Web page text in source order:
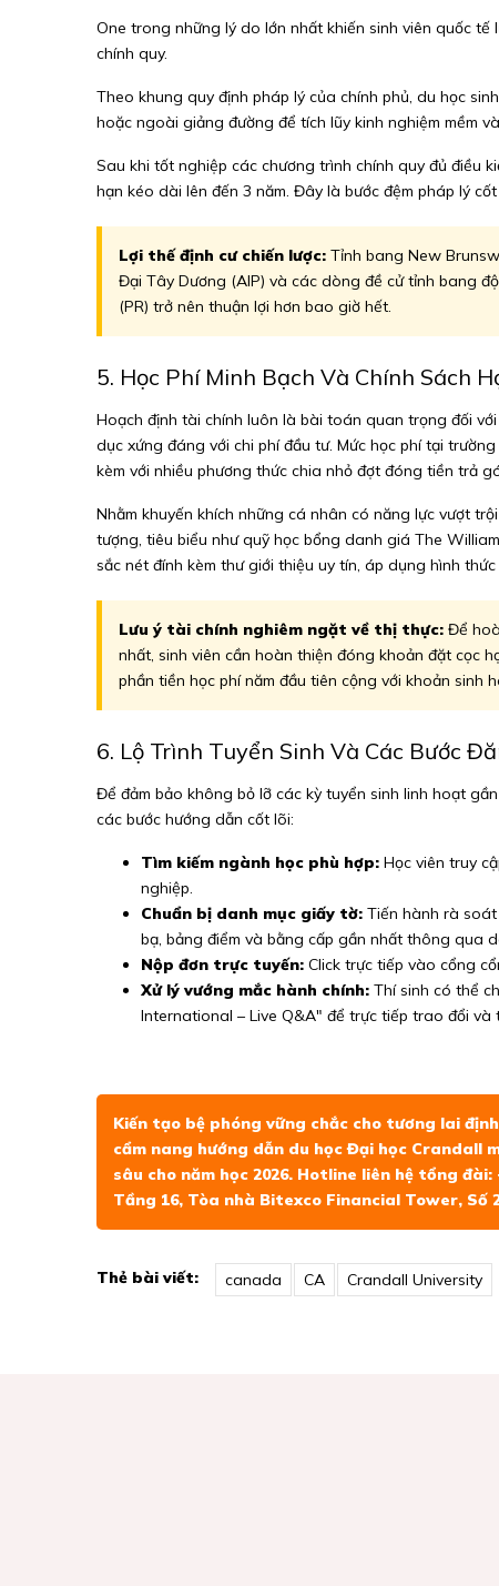
One trong những lý do lớn nhất khiến sinh viên quốc
chính quy.
Theo khung quy định pháp lý của chính phủ, du học
hoặc ngoài giảng đường để tích lũy kinh nghiệm mềm
Sau khi tốt nghiệp các chương trình chính quy đủ điều
hạn kéo dài lên đến 3 năm. Đây là bước đệm pháp lý
Lợi thế định cư chiến lược: Tỉnh bang New
Đại Tây Dương (AIP) và các dòng đề cử tỉnh bang
(PR) trở nên thuận lợi hơn bao giờ hết.
5. Học Phí Minh Bạch Và Chính Sách
Hoạch định tài chính luôn là bài toán quan trọng đối
dục xứng đáng với chi phí đầu tư. Mức học phí tại
kèm với nhiều phương thức chia nhỏ đợt đóng tiền trả
Nhằm khuyến khích những cá nhân có năng lực vượt
tượng, tiêu biểu như quỹ học bổng danh giá The
sắc nét đính kèm thư giới thiệu uy tín, áp dụng hình
Lưu ý tài chính nghiêm ngặt về thị thực: Để
nhất, sinh viên cần hoàn thiện đóng khoản đặt cọc
phần tiền học phí năm đầu tiên cộng với khoản sinh
6. Lộ Trình Tuyển Sinh Và Các Bước
Để đảm bảo không bỏ lỡ các kỳ tuyển sinh linh hoạt
các bước hướng dẫn cốt lõi:
Tìm kiếm ngành học phù hợp: Học viên truy
nghiệp.
Chuẩn bị danh mục giấy tờ: Tiến hành rà
bạ, bảng điểm và bằng cấp gần nhất thông qua
Nộp đơn trực tuyến: Click trực tiếp vào cổng
Xử lý vướng mắc hành chính: Thí sinh có thể
International – Live Q&A" để trực tiếp trao đổi
Kiến tạo bệ phóng vững chắc cho tương lai
cẩm nang hướng dẫn du học Đại học Crandall
sâu cho năm học 2026. Hotline liên hệ tổng
Tầng 16, Tòa nhà Bitexco Financial Tower, Số
Thẻ bài viết: canada CA Crandall University